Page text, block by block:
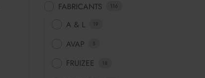
FABRICANTS 116
A & L 19
AVAP 5
FRUIZEE 18